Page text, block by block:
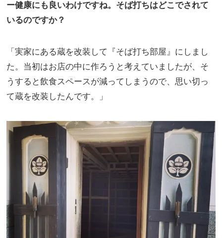
ー健康にも良いわけですね。そば打ちはどこでされて
いるのですか？
「実家にある蔵を改装して『そば打ち部屋』にしまし
た。当初はお店の中に作ろうと考えていましたが、そ
うすると飲食スペースが減ってしまうので、思い切っ
て蔵を改装したんです。」